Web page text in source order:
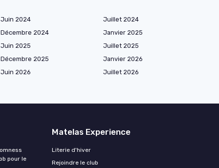
Juin 2024
Juillet 2024
Décembre 2024
Janvier 2025
Juin 2025
Juillet 2025
Décembre 2025
Janvier 2026
Juin 2026
Juillet 2026
pour le
Matelas Experience
Literie d'hiver
Rejoindre le club